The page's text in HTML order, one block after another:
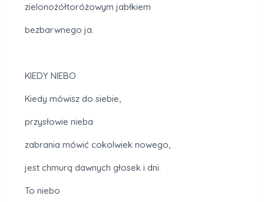
zielonożółtoróżowym jabłkiem
bezbarwnego ja.
KIEDY NIEBO
Kiedy mówisz do siebie,
przysłowie nieba
zabrania mówić cokolwiek nowego,
jest chmurą dawnych głosek i dni.
To niebo